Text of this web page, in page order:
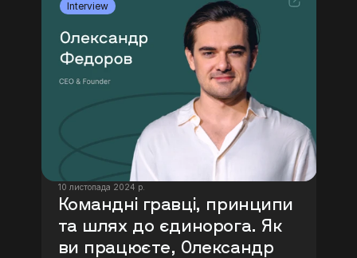
Interview
10 листопада 2024 р.
Командні гравці, принципи
та шлях до єдинорога. Як
ви працюєте, Олександр